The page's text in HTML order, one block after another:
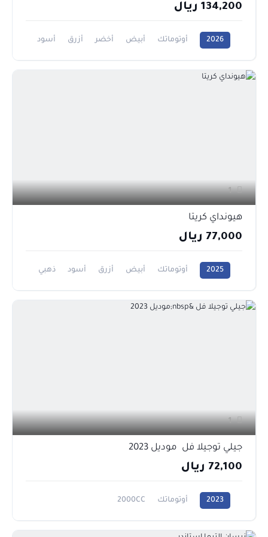
134,200 ريال
2026 أوتوماتك أبيض أخضر أزرق
أسود
1
هيونداي كريتا
77,000 ريال
2025 أوتوماتك أبيض أزرق أسود
ذهبي
1
جيلي توجيلا فل موديل 2023
72,100 ريال
2023 أوتوماتك 2000CC